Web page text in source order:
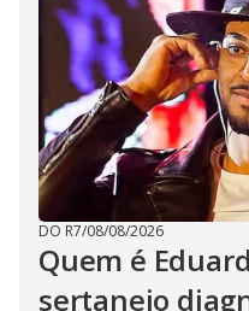
DO R7/08/08/2026
Quem é
sertanejo